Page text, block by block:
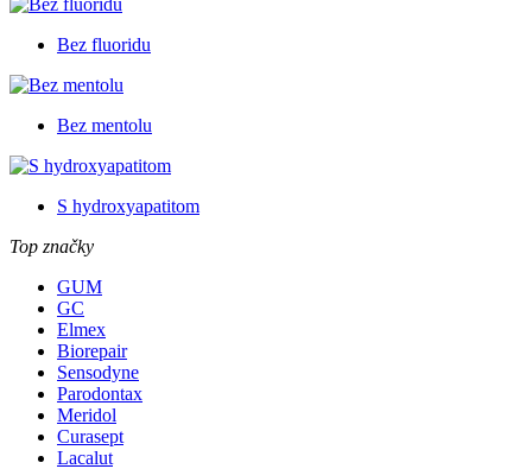
Bez fluoridu
Bez mentolu
S hydroxyapatitom
Top značky
GUM
GC
Elmex
Biorepair
Sensodyne
Parodontax
Meridol
Curasept
Lacalut